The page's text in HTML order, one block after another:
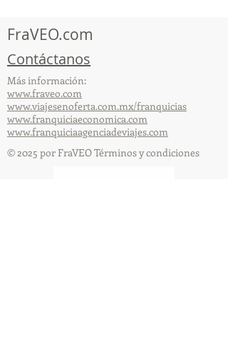
FraVEO.com
Contáctanos
Más información:
www.fraveo.com
www.viajesenoferta.com.mx/franquicias
www.franquiciaeconomica.com
www.franquiciaagenciadeviajes.com
© 2025 por FraVEO Términos y condiciones